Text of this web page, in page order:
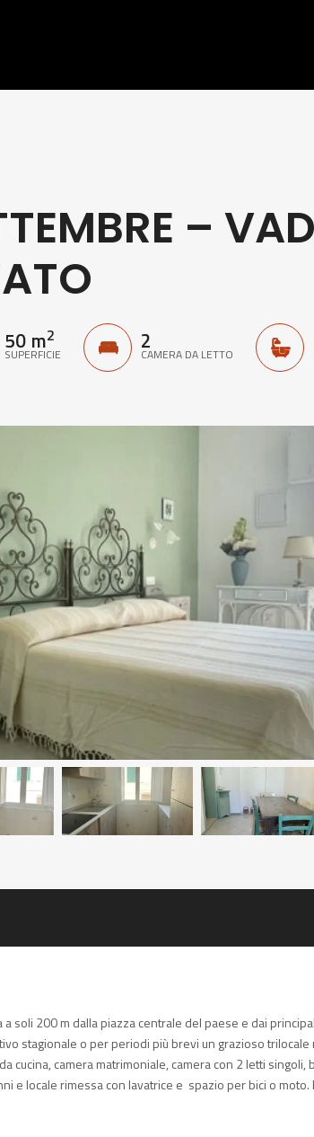
–
50 m2
SUPERFICIE 2
CAMERA DA LETTO
soli 200 m dalla piazza centrale del paese e dai
stagionale o per periodi più brevi un grazioso
cucina, camera matrimoniale, camera con 2 letti singoli,
e locale rimessa con lavatrice e spazio per bici o moto.